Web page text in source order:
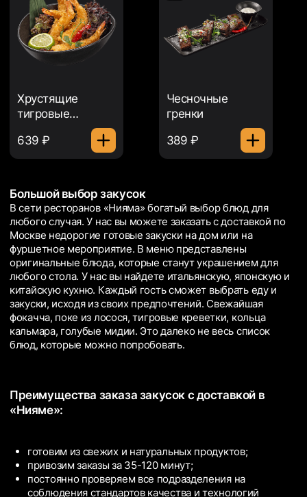
Хрустящие
тигровые
639 ₽
Чесночные
гренки
389 ₽
Большой выбор закусок
В сети ресторанов «Нияма» богатый выбор блюд для
любого случая. У нас вы можете заказать с доставкой по
Москве недорогие готовые закуски на дом или на
фуршетное мероприятие. В меню представлены
оригинальные блюда, которые станут украшением для
любого стола. У нас вы найдете итальянскую, японскую и
китайскую кухню. Каждый гость сможет выбрать еду и
закуски, исходя из своих предпочтений. Свежайшая
фокачча, поке из лосося, тигровые креветки, кольца
кальмара, голубые мидии. Это далеко не весь список
блюд, которые можно попробовать.
Преимущества заказа закусок с доставкой в
«Нияме»:
готовим из свежих и натуральных продуктов;
привозим заказы за 35-120 минут;
постоянно проверяем все подразделения на
соблюдения стандартов качества и технологий